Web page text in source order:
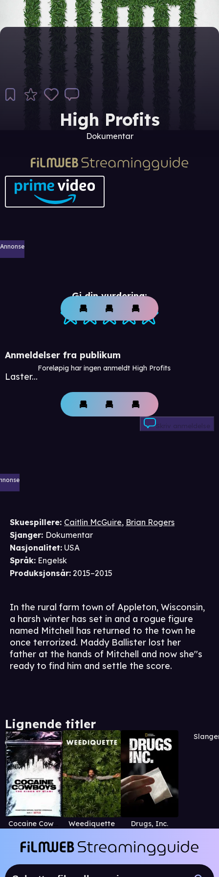
High Profits
Dokumentar
Annonse
Gi din vurdering:
Anmeldelser fra publikum
Laster...
Foreløpig har ingen anmeldt High Profits
Skriv anmeldelse
Skuespillere: Caitlin McGuire, Brian Rogers
Sjanger: Dokumentar
Nasjonalitet: USA
Språk: Engelsk
Produksjonsår: 2015–2015
In the rural farm town of Appleton, Wisconsin,
a harsh winter has set in and a rogue figure
named Mitchell has returned to the town he
once terrorized. Maddy Ballister lost her
father at the hands of Mitchell and now she''s
ready to find him and settle the score.
Lignende titler
Cocaine Cowboys: The Kings of Miami Weediquette Drugs, Inc.